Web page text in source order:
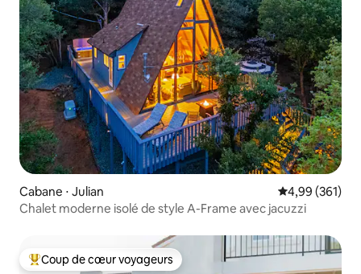
Cabane ⋅ Julian Évaluation
4,99 (361)
Chalet moderne isolé de style A-Frame avec jacuzzi
Coups de cœur voyageurs les plus appréciés
Coup de cœur voyageurs